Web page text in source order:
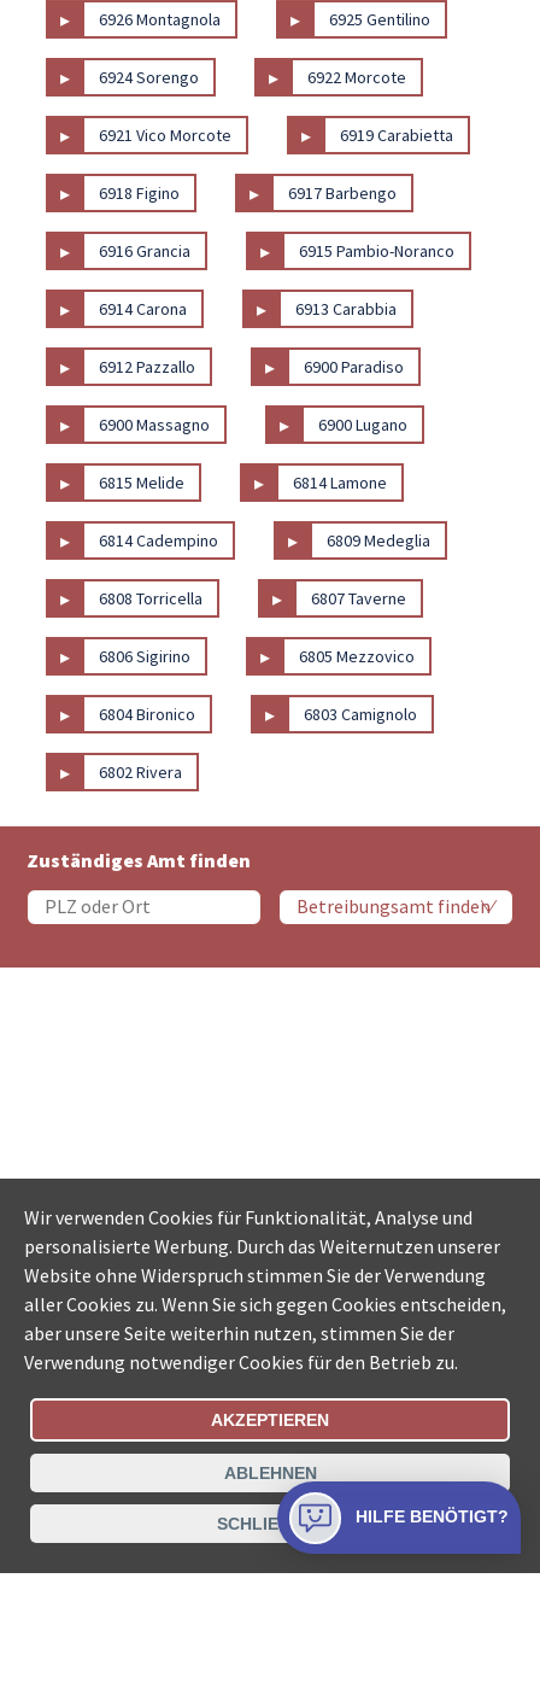
▸ 6926 Montagnola ▸ 6925 Gentilino
▸ 6924 Sorengo ▸ 6922 Morcote
▸ 6921 Vico Morcote ▸ 6919 Carabietta
▸ 6918 Figino ▸ 6917 Barbengo
▸ 6916 Grancia ▸ 6915 Pambio-Noranco
▸ 6914 Carona ▸ 6913 Carabbia
▸ 6912 Pazzallo ▸ 6900 Paradiso
▸ 6900 Massagno ▸ 6900 Lugano
▸ 6815 Melide ▸ 6814 Lamone
▸ 6814 Cadempino ▸ 6809 Medeglia
▸ 6808 Torricella ▸ 6807 Taverne
▸ 6806 Sigirino ▸ 6805 Mezzovico
▸ 6804 Bironico ▸ 6803 Camignolo
▸ 6802 Rivera
Zuständiges Amt finden
Bestellungsstatus Ämtersuche der Schweiz
Datenschutz Impressum Nutzungsbestimmungen
Kontakt
Wir verwenden Cookies für Funktionalität, Analyse und
personalisierte Werbung. Durch das Weiternutzen unserer
Website ohne Widerspruch stimmen Sie der Verwendung
aller Cookies zu. Wenn Sie sich gegen Cookies entscheiden,
aber unsere Seite weiterhin nutzen, stimmen Sie der
Verwendung notwendiger Cookies für den Betrieb zu.
AKZEPTIEREN
ABLEHNEN
SCHLIESSEN HILFE BENÖTIGT?